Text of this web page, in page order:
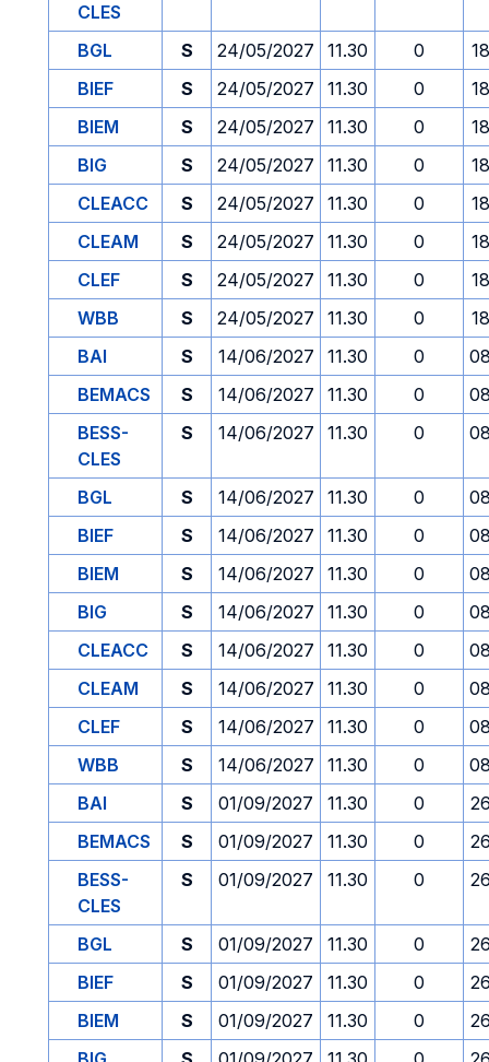
CLES
BGL S 24/05/2027 11.30 0
BIEF
S 24/05/2027 11.30 0
BIEM
S 24/05/2027 11.30 0
BIG
S 24/05/2027 11.30 0
CLEACC
S 24/05/2027 11.30 0
CLEAM
S 24/05/2027 11.30 0
CLEF
S 24/05/2027 11.30 0
WBB
S 24/05/2027 11.30 0
BAI
S 14/06/2027 11.30 0
BEMACS
S 14/06/2027 11.30 0
BESS-
CLES
S 14/06/2027 11.30 0
BGL S 14/06/2027 11.30 0
BIEF
S 14/06/2027 11.30 0
BIEM
S 14/06/2027 11.30 0
BIG
S 14/06/2027 11.30 0
CLEACC
S 14/06/2027 11.30 0
CLEAM
S 14/06/2027 11.30 0
CLEF
S 14/06/2027 11.30 0
WBB
S 14/06/2027 11.30 0
BAI
S 01/09/2027 11.30 0
BEMACS
S 01/09/2027 11.30 0
BESS-
CLES
S 01/09/2027 11.30 0
BGL S 01/09/2027 11.30 0
BIEF
S 01/09/2027 11.30 0
BIEM
S 01/09/2027 11.30 0